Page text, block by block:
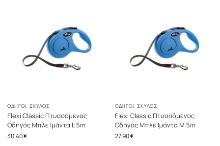
ΟΔΗΓΟΊ, ΣΚΎΛΟΣ
Flexi Classic Πτυσσόμενος
Οδηγός Μπλε Ιμάντα L 5m
30.40€
ΟΔΗΓΟΊ, ΣΚΎΛΟΣ
Flexi Classic Πτυσσόμενος
Οδηγός Μπλε Ιμάντα M 5m
27.90€